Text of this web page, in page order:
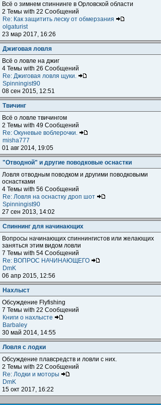
Всё о зимнем спиннинге в Орловской области
2 Темы with 22 Сообщений
Re: Как защитить леску от обмерзания
olgaturist
23 мар 2017, 16:26
Джиговая ловля
Всё о ловле на джиг
4 Темы with 26 Сообщений
Re: Джиговая ловля щуки.
Spinningist90
08 сен 2015, 12:51
Твичинг
Всё о ловле твичингом
2 Темы with 49 Сообщений
Re: Окуневые воблерочки.
misha777
01 авг 2014, 19:05
"Отводной" и другие поводковые оснастки
Ловля отводным поводком и другими поводковыми
оснастками
4 Темы with 56 Сообщений
Re: Ловля на оснастку дроп шот
Spinningist90
27 сен 2013, 14:02
Спиннинг для начинающих
Вопросы начинающих спиннингистов или желающих
заняться этим видом ловли
7 Темы with 54 Сообщений
Re: ВОПРОС НАЧИНАЮЩЕГО
DmK
06 апр 2015, 12:56
Нахлыст
Обсуждение Flyfishing
7 Темы with 22 Сообщений
Книги о нахлысте
Barbaley
30 май 2014, 14:55
Ловля с лодки
Обсуждение плавсредств и ловли с них.
2 Темы with 22 Сообщений
Re: Лодки и моторы
DmK
15 окт 2017, 16:22